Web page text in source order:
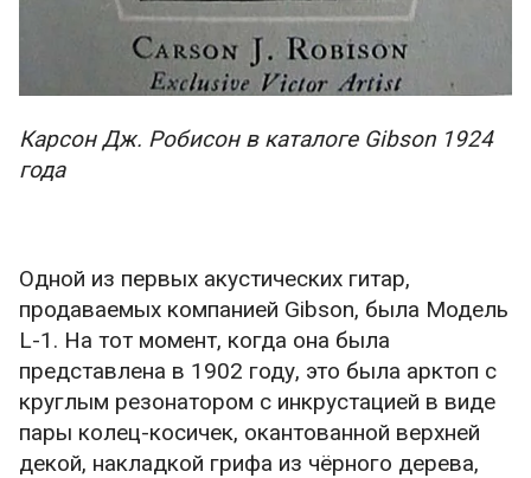
Карсон Дж. Робисон в каталоге Gibson 1924
года
Одной из первых акустических гитар,
продаваемых компанией Gibson, была Модель
L-1. На тот момент, когда она была
представлена в 1902 году, это была арктоп с
круглым резонатором с инкрустацией в виде
пары колец-косичек, окантованной верхней
декой, накладкой грифа из чёрного дерева,